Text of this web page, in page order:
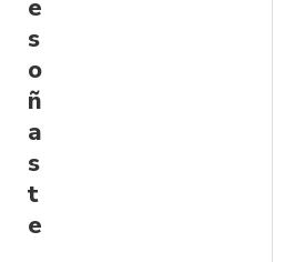
e
s
o
ñ
a
s
t
e